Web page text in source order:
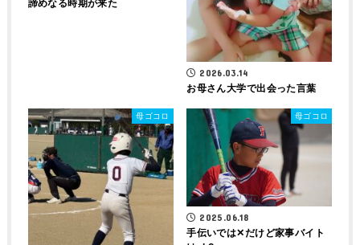
諦めなる時期が来た
2026.03.14
お母さん大学で出会った言葉
母ゴコロ 母ゴコロ
2025.06.18
手伝いでは‪✕‬だけど家事バイト